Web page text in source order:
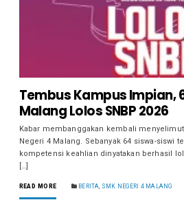
Tembus Kampus Impian,
Malang Lolos SNBP 2026
Kabar membanggakan kembali
Negeri 4 Malang. Sebanyak 64 siswa-siswi
kompetensi keahlian dinyatakan berhasil
[…]
READ MORE BERITA SMK NEGERI 4 MALANG